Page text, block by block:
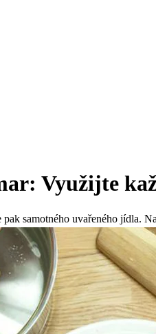
Využijte
samotného uvařeného jídla.